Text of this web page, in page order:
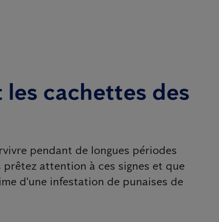
cachettes des
pendant de longues périodes
attention à ces signes et que
d'une infestation de punaises de